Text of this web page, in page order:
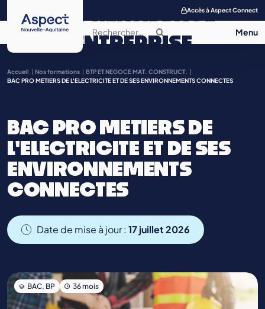
Accès à Aspect Connect
APPRENTISSAGE
ENTREPRISE
SALON DE
CONTACT
Accueil Nos formations
BTP ET NEGOCE MAT. CONSTRUCT.
BAC PRO METIERS DE L'ELECTRICITE ET DE SES ENVIRONNEMENTS CONNECTES
BAC PRO METIERS DE
L'ELECTRICITE ET DE SES
ENVIRONNEMENTS
CONNECTES
Date de mise à jour :17 juillet 2026
BAC, BP 36 mois